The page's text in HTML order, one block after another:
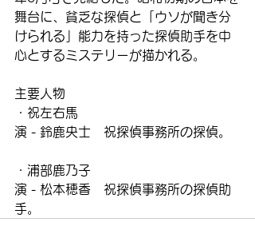
舞台に、貧乏な探偵と「ウソが聞き分
けられる」能力を持った探偵助手を中
心とする ミステリーが描かれる。
主要人物
・祝左右馬
演 - 鈴鹿央士 祝探偵事務所の探偵。
・浦部鹿乃子
演 - 松本穂香
祝探偵事務所の探偵助
手。